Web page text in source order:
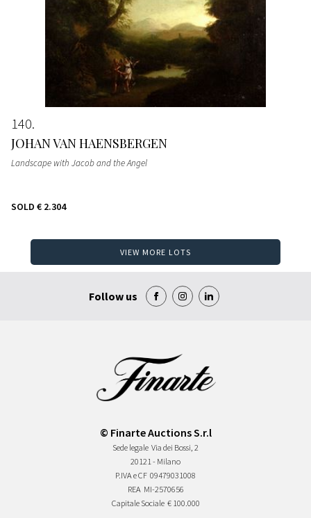
140
JOHAN VAN HAENSBERGEN
Landscape with Jacob and the Angel
SOLD € 2.304
VIEW MORE LOTS
Follow us
© Finarte Auctions S.r.l
Sede legale Via dei Bossi, 2
20121 - Milano
P.IVA e CF 09479031008
REA MI-2570656
Capitale Sociale € 100.000